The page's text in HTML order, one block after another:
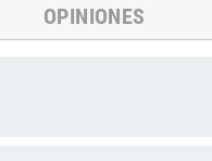
OPINIONES